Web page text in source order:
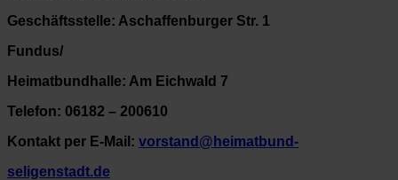
Geschäftsstelle: Aschaffenburger Str. 1
Fundus/
Heimatbundhalle: Am Eichwald 7
Telefon: 06182 – 200610
Kontakt per E-Mail: vorstand@heimatbund-
seligenstadt.de